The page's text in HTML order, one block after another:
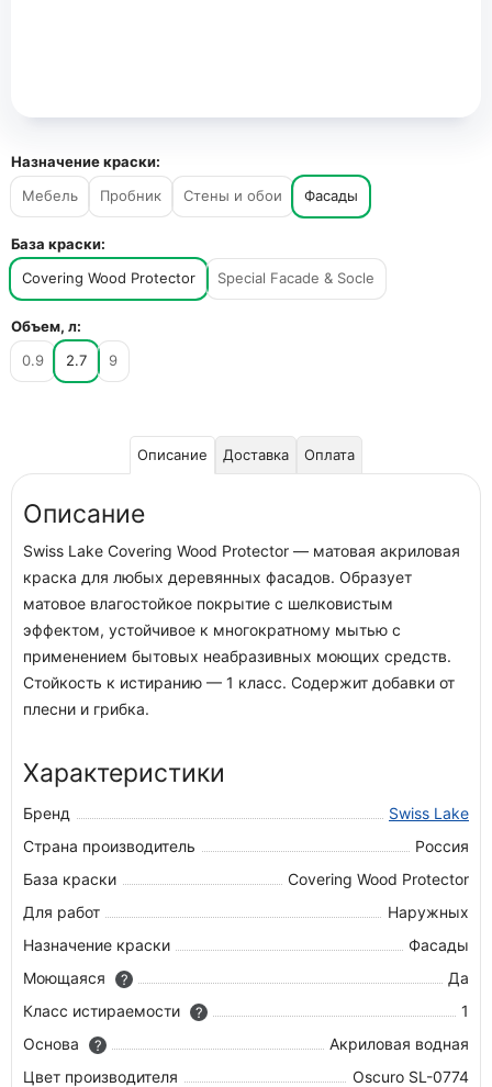
Назначение краски:
Мебель
Пробник Стены и обои Фасады
База краски:
Covering Wood Protector
Special Facade & Socle
Объем, л:
0.9
2.7 9
Описание Доставка Оплата
Описание
Swiss Lake Covering Wood Protector — матовая акриловая
краска для любых деревянных фасадов. Образует
матовое влагостойкое покрытие с шелковистым
эффектом, устойчивое к многократному мытью с
применением бытовых неабразивных моющих средств.
Стойкость к истиранию — 1 класс. Содержит добавки от
плесни и грибка.
Характеристики
Бренд
Swiss Lake
Страна производитель
Россия
База краски
Covering Wood Protector
Для работ
Наружных
Назначение краски
Фасады
Моющаяся
?
Да
Класс истираемости
?
1
Основа
?
Акриловая водная
Цвет производителя
Oscuro SL-0774